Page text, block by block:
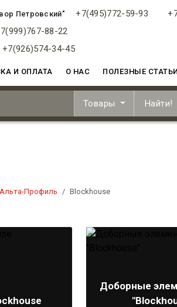
Петровский" +7(495)772-59-93
88-22
+7(926)574-34-45
И ОПЛАТА О НАС ПОЛЕЗНЫЕ СТАТЬИ
Товары Найти!
Профиль Blockhouse
Доборные